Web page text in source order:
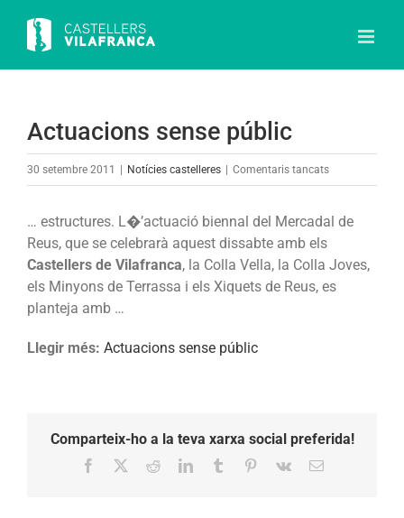
content
Actuacions sense públic
30 setembre 2011 Notícies castelleres Comentaris tancatsa
… estructures. L�’actuació biennal del Mercadal de
Reus, que se celebrarà aquest dissabte amb els
Castellers de Vilafranca, la Colla Vella, la Colla Joves,
els Minyons de Terrassa i els Xiquets de Reus, es
planteja amb …
Llegir més: Actuacions sense públic
Comparteix-ho a la teva xarxa social preferida!
Facebook RedditLinkedInTumblr Pinterest
Vk Email: